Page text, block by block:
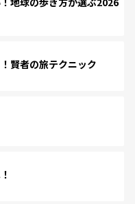
賢者の旅テクニック